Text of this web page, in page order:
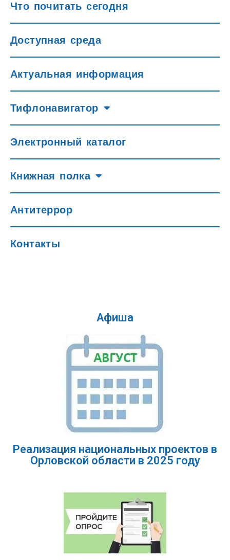
Что почитать сегодня
Доступная среда
Актуальная информация
Тифлонавигатор
Электронный каталог
Книжная полка
Антитеррор
Контакты
Афиша
Реализация национальных проектов в
Орловской области в 2025 году